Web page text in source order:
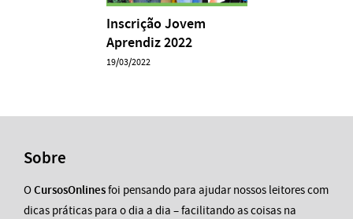
Inscrição Jovem
Aprendiz 2022
19/03/2022
Sobre
OCursosOnlinesfoi pensando para ajudar nossos leitores com
dicas práticas para o dia a dia – facilitando as coisas na